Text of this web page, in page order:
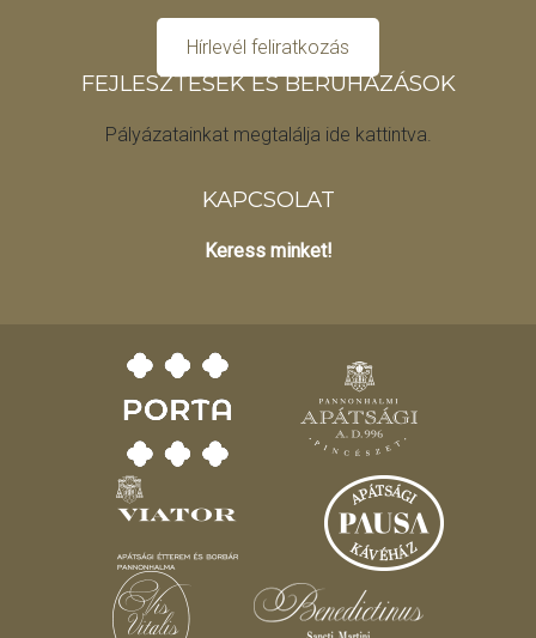
Hírlevél feliratkozás
FEJLESZTÉSEK ÉS BERUHÁZÁSOK
Pályázatainkat megtalálja ide kattintva.
KAPCSOLAT
Keress minket!